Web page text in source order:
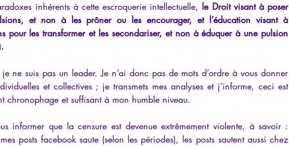
inhérents à cette escroquerie intellectuelle, le Droit visant à poser
et non à les prôner ou les encourager, et l’éducation visant à
pour les transformer et les secondariser, et non à éduquer à une pulsion
ne suis pas un leader. Je n’ai donc pas de mots d’ordre à vous donner
et collectives ; je transmets mes analyses et j’informe, ceci est
chronophage et suffisant à mon humble niveau.
informer que la censure est devenue extrêmement violente, à savoir :
posts facebook saute (selon les périodes), les posts sautent aussi chez